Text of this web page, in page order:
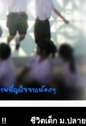
ชีวิตเด็ก ม.ปลาย